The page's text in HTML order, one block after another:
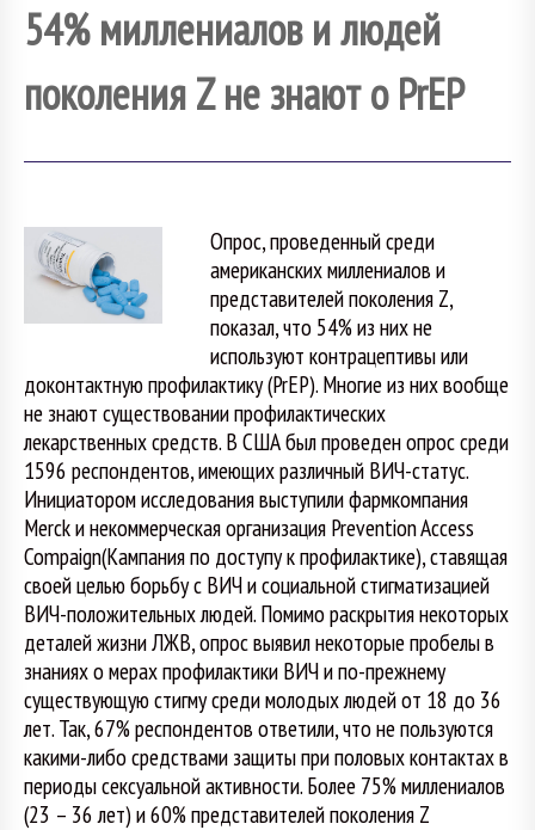
54% миллениалов и людей
поколения Z не знают о PrEP
Опрос, проведенный среди
американских миллениалов и
представителей поколения Z,
показал, что 54% из них не
используют контрацептивы или
доконтактную профилактику (PrEP). Многие из них вообще
не знают существовании профилактических
лекарственных средств. В США был проведен опрос среди
1596 респондентов, имеющих различный ВИЧ-статус.
Инициатором исследования выступили фармкомпания
Merck и некоммерческая организация Prevention Access
Compaign(Кампания по доступу к профилактике), ставящая
своей целью борьбу с ВИЧ и социальной стигматизацией
ВИЧ-положительных людей. Помимо раскрытия некоторых
деталей жизни ЛЖВ, опрос выявил некоторые пробелы в
знаниях о мерах профилактики ВИЧ и по-прежнему
существующую стигму среди молодых людей от 18 до 36
лет. Так, 67% респондентов ответили, что не пользуются
какими-либо средствами защиты при половых контактах в
периоды сексуальной активности. Более 75% миллениалов
(23 – 36 лет) и 60% представителей поколения Z